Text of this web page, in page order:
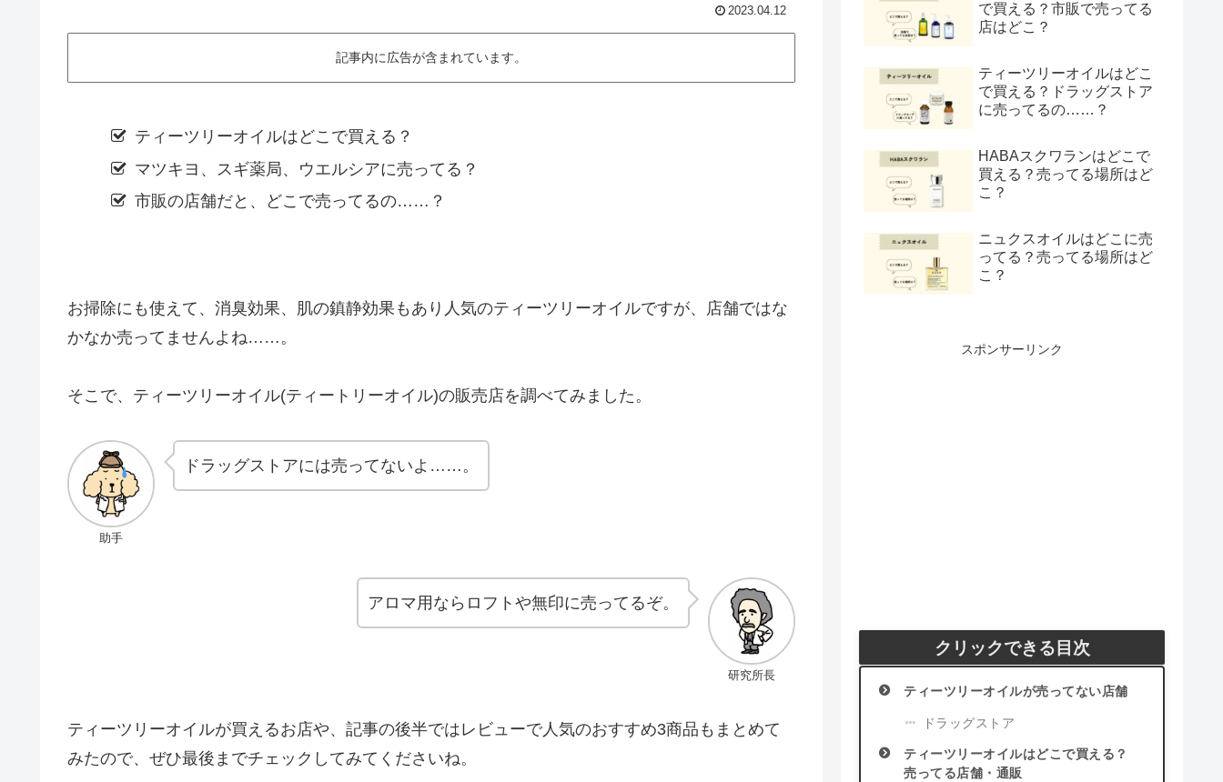
2023.04.12
記事内に広告が含まれています。
ティーツリーオイルはどこで買える？
マツキヨ、スギ薬局、ウエルシアに売ってる？
市販の店舗だと、どこで売ってるの……？
お掃除にも使えて、消臭効果、肌の鎮静効果もあり人気のティーツリーオイルですが、店舗ではな
かなか売ってませんよね……。
そこで、ティーツリーオイル(ティートリーオイル)の販売店を調べてみました。
助手
ドラッグストアには売ってないよ……。
研究所長
アロマ用ならロフトや無印に売ってるぞ。
ティーツリーオイルが買えるお店や、記事の後半ではレビューで人気のおすすめ3商品もまとめて
みたので、ぜひ最後までチェックしてみてくださいね。
で買える？市販で売ってる
店はどこ？
ティーツリーオイルはどこ
で買える？ドラッグストア
に売ってるの……？
HABAスクワランはどこで
買える？売ってる場所はど
こ？
ニュクスオイルはどこに売
ってる？売ってる場所はど
こ？
スポンサーリンク
クリックできる目次
ティーツリーオイルが売ってない店舗
ドラッグストア
ティーツリーオイルはどこで買える？
売ってる店舗・通販